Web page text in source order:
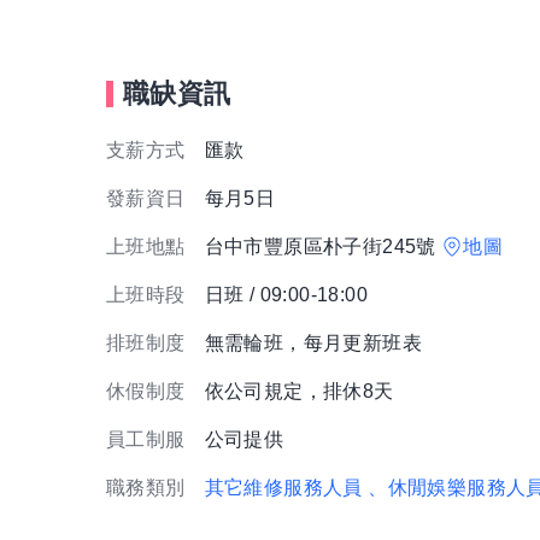
職缺資訊
支薪方式 匯款
發薪資日 每月5日
上班地點 台中市豐原區朴子街245號 地圖
上班時段 日班 / 09:00-18:00
排班制度 無需輪班，每月更新班表
休假制度 依公司規定，排休8天
員工制服 公司提供
職務類別 其它維修服務人員 、休閒娛樂服務人